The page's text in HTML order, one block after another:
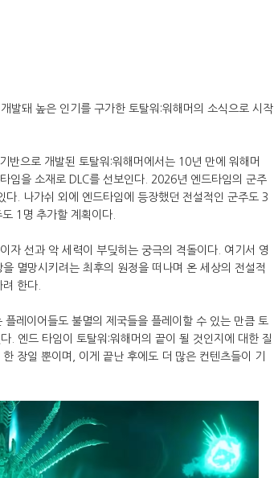
발돼 높은 인기를 구가한 토탈워:워해머의 소식으로 시작
반으로 개발된 토탈워:워해머에서는 10년 만에 워해머
임을 소재로 DLC를 선보인다. 2026년 엔드타임의 군주
. 나가쉬 외에 엔드타임에 등장했던 전설적인 군주도 3
1명 추가할 계획이다.
자 선과 악 세력이 부딪히는 궁극의 격돌이다. 여기서 영
멸망시키려는 최후의 원정을 떠나며 온 세상의 전설적
한다.
레이어들도 불멸의 제국들을 플레이할 수 있는 만큼 토
. 엔드 타임이 토탈워:워해머의 끝이 될 것인지에 대한 질
장일 뿐이며, 이게 끝난 후에도 더 많은 컨텐츠들이 기